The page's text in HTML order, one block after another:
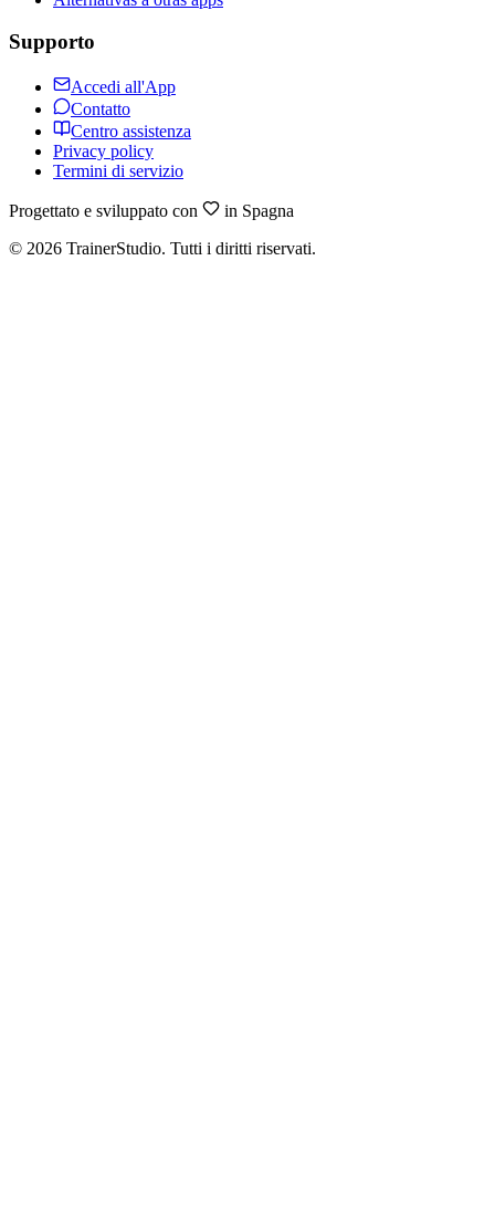
Supporto
Accedi all'App
Contatto
Centro assistenza
Privacy policy
Termini di servizio
Progettato e sviluppato con
in Spagna
© 2026 TrainerStudio. Tutti i diritti riservati.